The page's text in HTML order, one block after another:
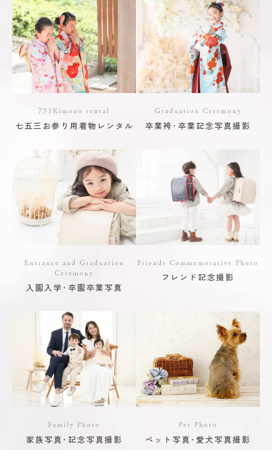
753Kimono rental
七五三お参り用着物レンタル
Graduation Ceremony
卒業袴･卒業記念写真撮影
Entrance and Graduation
Ceremony
入園入学･卒園卒業写真
Friends Commemorative Photo
フレンド記念撮影
Family Photo
家族写真･記念写真撮影
Pet Photo
ペット写真･愛犬写真撮影